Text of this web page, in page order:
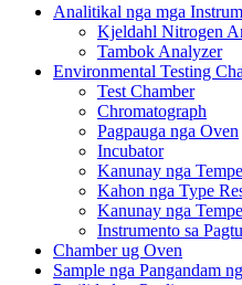
Analitikal nga mga
Kjeldahl Nitrogen
Tambok Analyzer
Environmental Testing
Test Chamber
Chromatograph
Pagpauga nga Oven
Incubator
Kanunay nga
Kahon nga Type
Kanunay nga
Instrumento sa
Chamber ug Oven
Sample nga Pangandam